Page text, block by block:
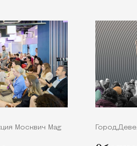
Москвич Mag Город,